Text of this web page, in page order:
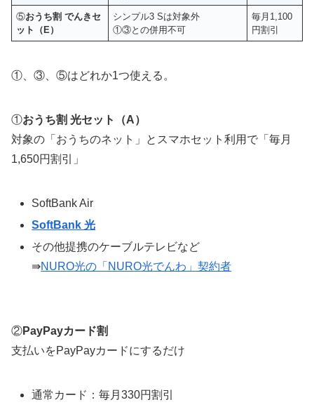
⑤おうち割 でんきセ
ット（E）
シンプル3 Sは対象外
①③との併用不可
毎月1,100
円割引
①、③、⑤はどれか1つ使える。
①おうち割 光セット（A）
対象の「おうちのネット」とスマホセット利用で「毎月
1,650円割引」
SoftBank Air
SoftBank 光
その他提携のケーブルテレビなど
⇛NURO光の「NURO光でんわ」契約者
②PayPayカード割
支払いをPayPayカードにするだけ
通常カード：毎月330円割引